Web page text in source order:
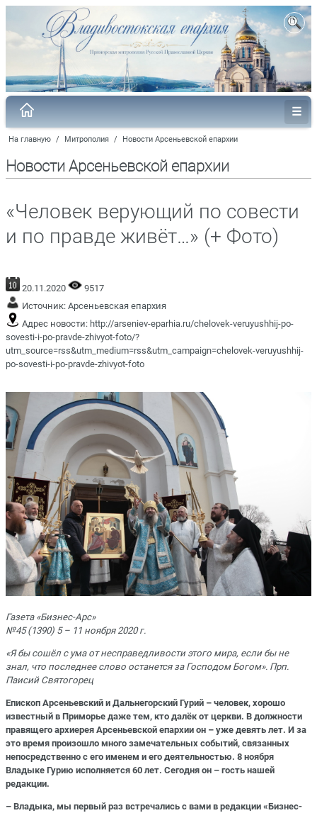
На главную / Митрополия / Новости Арсеньевской епархии
Новости Арсеньевской епархии
«Человек верующий по совести
и по правде живёт…» (+ Фото)
20.11.2020
9517
Источник: Арсеньевская епархия
Адрес новости: http://arseniev-eparhia.ru/chelovek-veruyushhij-po-
sovesti-i-po-pravde-zhivyot-foto/?
utm_source=rss&utm_medium=rss&utm_campaign=chelovek-veruyushhij-
po-sovesti-i-po-pravde-zhivyot-foto
Газета «Бизнес-Арс»
№45 (1390) 5 – 11 ноября 2020 г.
«Я бы сошёл с ума от несправедливости этого мира, если бы не
знал, что последнее слово останется за Господом Богом». Прп.
Паисий Святогорец
Епископ Арсеньевский и Дальнегорский Гурий – человек, хорошо
известный в Приморье даже тем, кто далёк от церкви. В должности
правящего архиерея Арсеньевской епархии он – уже девять лет. И за
это время произошло много замечательных событий, связанных
непосредственно с его именем и его деятельностью. 8 ноября
Владыке Гурию исполняется 60 лет. Сегодня он – гость нашей
редакции.
– Владыка, мы первый раз встречались с вами в редакции «Бизнес-